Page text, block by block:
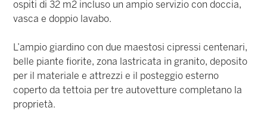
ospiti di 32 m2 incluso un ampio servizio con doccia,
vasca e doppio lavabo.
L’ampio giardino con due maestosi cipressi centenari,
belle piante fiorite, zona lastricata in granito, deposito
per il materiale e attrezzi e il posteggio esterno
coperto da tettoia per tre autovetture completano la
proprietà.